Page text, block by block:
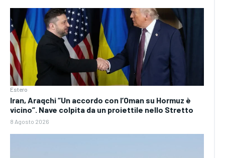
Estero
Iran, Araqchi “Un accordo con l’Oman su Hormuz è
vicino”. Nave colpita da un proiettile nello Stretto
8 Agosto 2026